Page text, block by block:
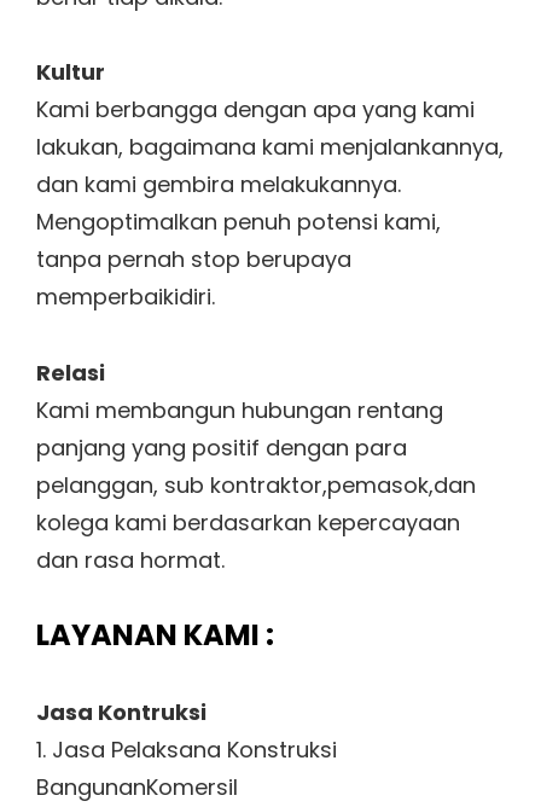
Kultur
Kami berbangga dengan apa yang kami
lakukan, bagaimana kami menjalankannya,
dan kami gembira melakukannya.
Mengoptimalkan penuh potensi kami,
tanpa pernah stop berupaya
memperbaikidiri.
Relasi
Kami membangun hubungan rentang
panjang yang positif dengan para
pelanggan, sub kontraktor,pemasok,dan
kolega kami berdasarkan kepercayaan
dan rasa hormat.
LAYANAN KAMI :
Jasa Kontruksi
1. Jasa Pelaksana Konstruksi
BangunanKomersil